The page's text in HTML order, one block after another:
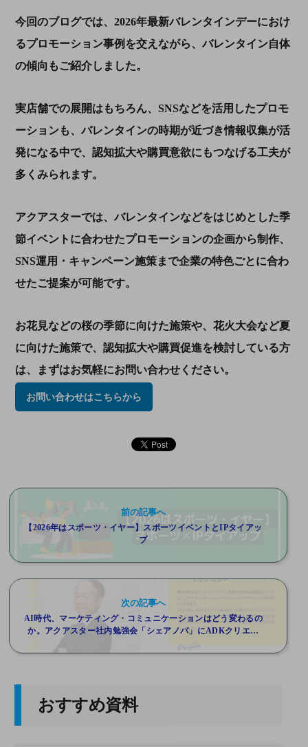
今回のブログでは、2026年最新バレンタインデーにおけ
るプロモーション事例を交えながら、バレンタイン自体
の傾向もご紹介しました。
実店舗での展開はもちろん、SNSなどを活用したプロモ
ーションも、バレンタインの時期が近づき情報収集が活
発になる中で、認知拡大や購買意欲にもつなげる工夫が
多くみられます。
アクアスターでは、バレンタインなどをはじめとした季
節イベントに合わせたプロモーションの企画から制作、
SNS運用・キャンペーン施策まで企業の特色ごとに合わ
せたご提案が可能です。
お花見などの桜の季節に向けた施策や、花火大会など夏
に向けた施策で、認知拡大や購買促進を検討している方
は、まずはお気軽にお問い合わせください。
お問い合わせはこちらから
前の記事へ
【2026年はスポーツ・イヤー】スポーツイベントとIPタイアッ
プ
次の記事へ
AI時代、マーケティング・コミュニケーションはどう変わるの
か。アクアスター社内勉強会「シェアノバ」にADKクリエイ
ティブ・ワン 得丸 英俊氏が登壇。2月10日（火）17時より開催
おすすめ資料